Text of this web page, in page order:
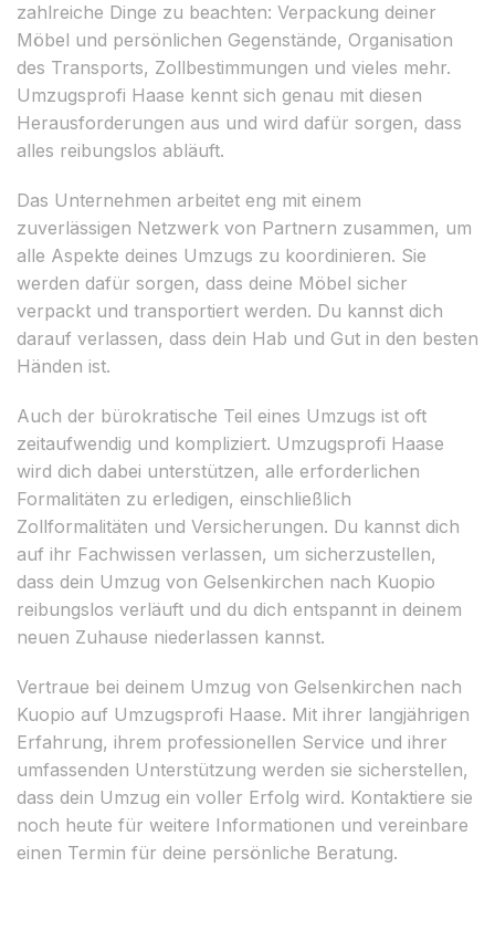
zahlreiche Dinge zu beachten: Verpackung deiner
Möbel und persönlichen Gegenstände, Organisation
des Transports, Zollbestimmungen und vieles mehr.
Umzugsprofi Haase kennt sich genau mit diesen
Herausforderungen aus und wird dafür sorgen, dass
alles reibungslos abläuft.
Das Unternehmen arbeitet eng mit einem
zuverlässigen Netzwerk von Partnern zusammen, um
alle Aspekte deines Umzugs zu koordinieren. Sie
werden dafür sorgen, dass deine Möbel sicher
verpackt und transportiert werden. Du kannst dich
darauf verlassen, dass dein Hab und Gut in den besten
Händen ist.
Auch der bürokratische Teil eines Umzugs ist oft
zeitaufwendig und kompliziert. Umzugsprofi Haase
wird dich dabei unterstützen, alle erforderlichen
Formalitäten zu erledigen, einschließlich
Zollformalitäten und Versicherungen. Du kannst dich
auf ihr Fachwissen verlassen, um sicherzustellen,
dass dein Umzug von Gelsenkirchen nach Kuopio
reibungslos verläuft und du dich entspannt in deinem
neuen Zuhause niederlassen kannst.
Vertraue bei deinem Umzug von Gelsenkirchen nach
Kuopio auf Umzugsprofi Haase. Mit ihrer langjährigen
Erfahrung, ihrem professionellen Service und ihrer
umfassenden Unterstützung werden sie sicherstellen,
dass dein Umzug ein voller Erfolg wird. Kontaktiere sie
noch heute für weitere Informationen und vereinbare
einen Termin für deine persönliche Beratung.